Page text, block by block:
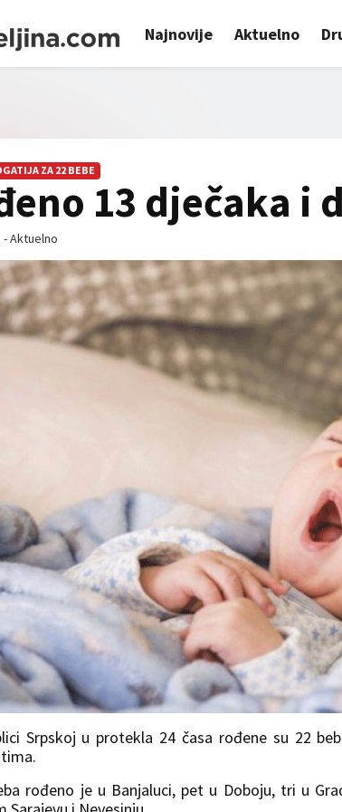
Najnovije Aktuelno
ZA 22 BEBE
13 dječaka i
- Aktuelno
Srpskoj u protekla 24 časa rođene su 22
rođeno je u Banjaluci, pet u Doboju, tri u